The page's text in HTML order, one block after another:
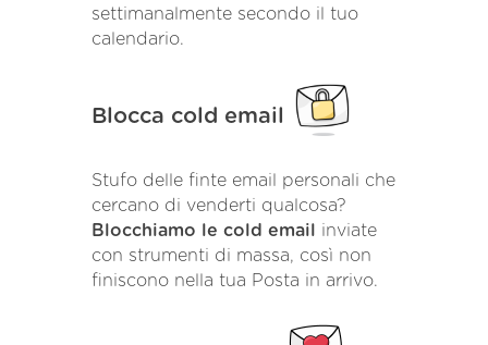
settimanalmente secondo il tuo
calendario.
Blocca cold email
Stufo delle finte email personali che
cercano di venderti qualcosa?
Blocchiamo le cold email
inviate
con strumenti di massa, così non
finiscono nella tua Posta in arrivo.